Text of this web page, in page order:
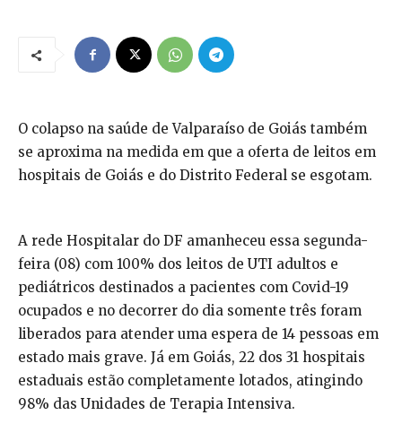
O colapso na saúde de Valparaíso de Goiás também
se aproxima na medida em que a oferta de leitos em
hospitais de Goiás e do Distrito Federal se esgotam.
A rede Hospitalar do DF amanheceu essa segunda-
feira (08) com 100% dos leitos de UTI adultos e
pediátricos destinados a pacientes com Covid-19
ocupados e no decorrer do dia somente três foram
liberados para atender uma espera de 14 pessoas em
estado mais grave. Já em Goiás, 22 dos 31 hospitais
estaduais estão completamente lotados, atingindo
98% das Unidades de Terapia Intensiva.